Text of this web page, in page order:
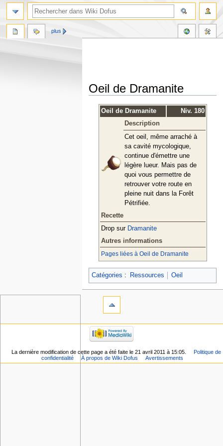
Oeil de Dramanite
Oeil de Dramanite
Niv. 180
Description
Cet oeil, même arraché à
sa cavité mycologique,
continue d'émettre une
légère lueur. Mais pas de
quoi vous permettre de
retrouver votre route en
pleine nuit dans la Forêt
Pétrifiée.
Recette
Drop sur Dramanite
Autres informations
Pages liées à Oeil de Dramanite
Catégories : Ressources Oeil
plus
La dernière modification de cette page a été faite le 21 avril 2011 à 15:05.
Politique de
confidentialité
À propos de Wiki Dofus Avertissements